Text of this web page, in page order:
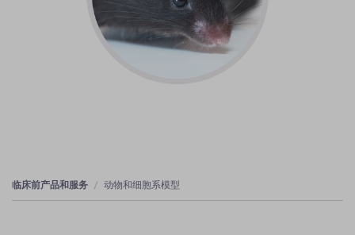
临床前产品和服务 动物和细胞系模型